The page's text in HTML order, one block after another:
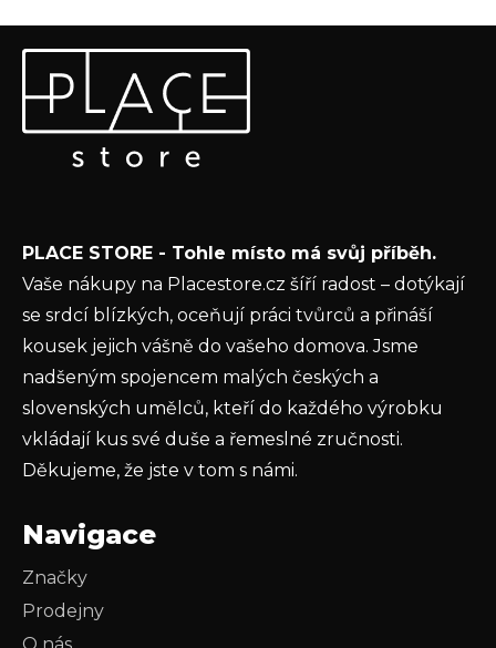
Odebírat newsletter
Vložte svůj e-mail a my vám budeme zasílat informace o
nových produktech na našem e-shopu.
ochrany osobních údajů
PŘIHLÁSIT SE
PLACE STORE - Tohle místo má svůj příběh.
Vaše nákupy na Placestore.cz šíří radost – dotýkají
se srdcí blízkých, oceňují práci tvůrců a přináší
kousek jejich vášně do vašeho domova. Jsme
nadšeným spojencem malých českých a
slovenských umělců, kteří do každého výrobku
vkládají kus své duše a řemeslné zručnosti.
Děkujeme, že jste v tom s námi.
Navigace
Značky
Prodejny